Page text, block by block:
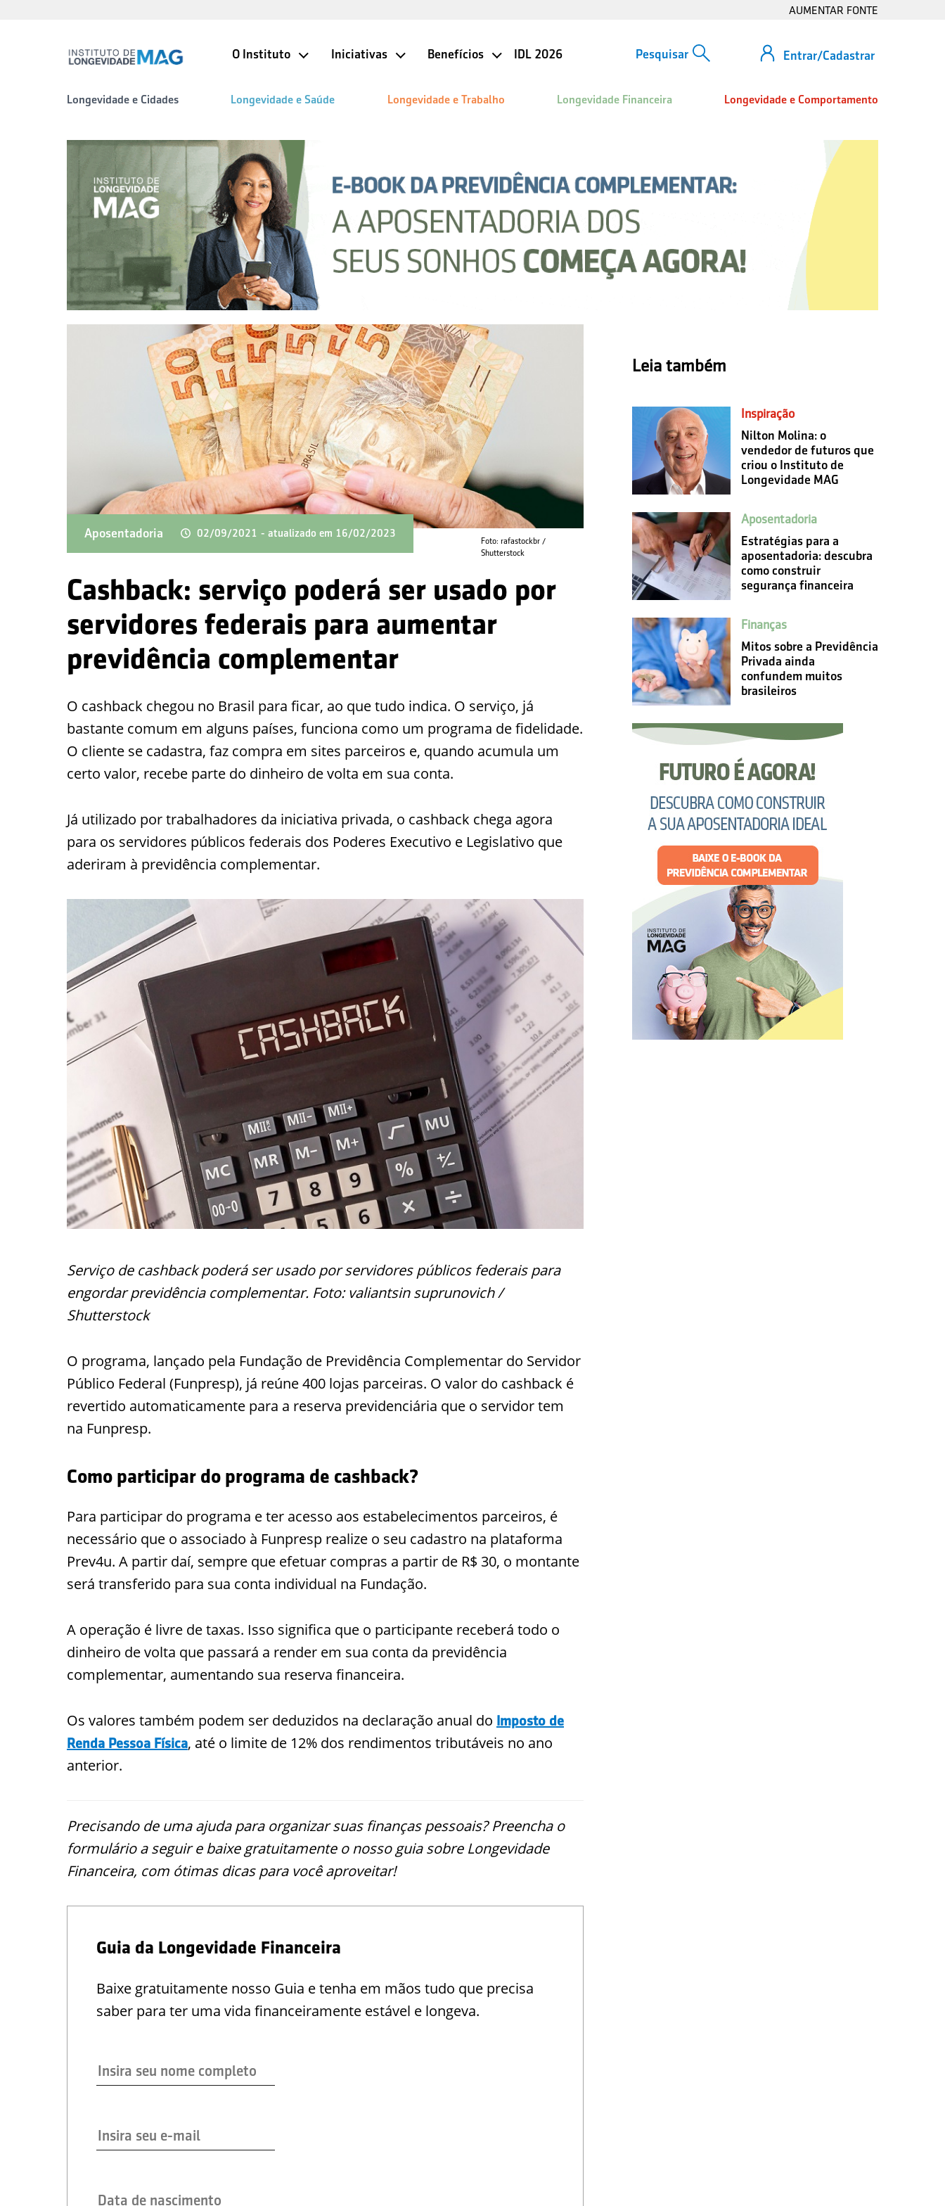
AUMENTAR FONTE
Entrar/Cadastrar
O Instituto Iniciativas Benefícios IDL 2026
Longevidade e Cidades Longevidade e Saúde Longevidade e Trabalho Longevidade Financeira Longevidade e Comportamento
Foto: rafastockbr /
Shutterstock
Aposentadoria 02/09/2021 - atualizado em 16/02/2023
Cashback: serviço poderá ser usado por
servidores federais para aumentar
previdência complementar
O cashback chegou no Brasil para ficar, ao que tudo indica. O serviço, já
bastante comum em alguns países, funciona como um programa de fidelidade.
O cliente se cadastra, faz compra em sites parceiros e, quando acumula um
certo valor, recebe parte do dinheiro de volta em sua conta.
Já utilizado por trabalhadores da iniciativa privada, o cashback chega agora
para os servidores públicos federais dos Poderes Executivo e Legislativo que
aderiram à previdência complementar.
Serviço de cashback poderá ser usado por servidores públicos federais para
engordar previdência complementar. Foto: valiantsin suprunovich /
Shutterstock
O programa, lançado pela Fundação de Previdência Complementar do Servidor
Público Federal (Funpresp), já reúne 400 lojas parceiras. O valor do cashback é
revertido automaticamente para a reserva previdenciária que o servidor tem
na Funpresp.
Como participar do programa de cashback?
Para participar do programa e ter acesso aos estabelecimentos parceiros, é
necessário que o associado à Funpresp realize o seu cadastro na plataforma
Prev4u. A partir daí, sempre que efetuar compras a partir de R$ 30, o montante
será transferido para sua conta individual na Fundação.
A operação é livre de taxas. Isso significa que o participante receberá todo o
dinheiro de volta que passará a render em sua conta da previdência
complementar, aumentando sua reserva financeira.
Os valores também podem ser deduzidos na declaração anual do Imposto de
Renda Pessoa Física, até o limite de 12% dos rendimentos tributáveis no ano
anterior.
Precisando de uma ajuda para organizar suas finanças pessoais? Preencha o
formulário a seguir e baixe gratuitamente o nosso guia sobre Longevidade
Financeira, com ótimas dicas para você aproveitar!
Guia da Longevidade Financeira
Baixe gratuitamente nosso Guia e tenha em mãos tudo que precisa
saber para ter uma vida financeiramente estável e longeva.
Leia também
Inspiração
Nilton Molina: o
vendedor de futuros que
criou o Instituto de
Longevidade MAG
Aposentadoria
Estratégias para a
aposentadoria: descubra
como construir
segurança financeira
Finanças
Mitos sobre a Previdência
Privada ainda
confundem muitos
brasileiros